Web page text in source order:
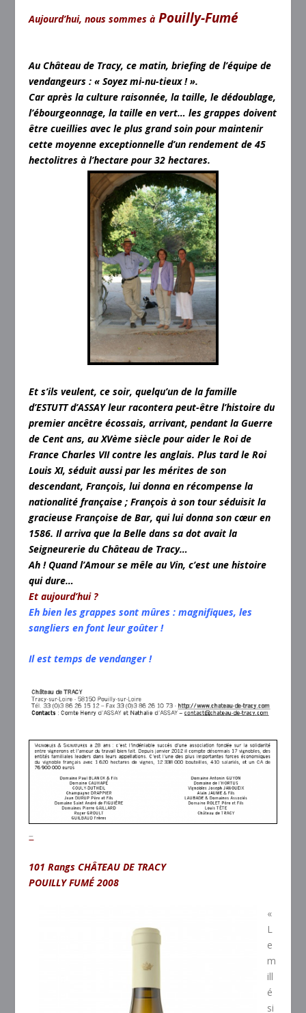
Aujourd’hui, nous sommes à Pouilly-Fumé
Au Château de Tracy, ce matin, briefing de l’équipe de
vendangeurs : « Soyez mi-nu-tieux ! ».
Car après la culture raisonnée, la taille, le dédoublage,
l’ébourgeonnage, la taille en vert… les grappes doivent
être cueillies avec le plus grand soin pour maintenir
cette moyenne exceptionnelle d’un rendement de 45
hectolitres à l’hectare pour 32 hectares.
Et s’ils veulent, ce soir, quelqu’un de la famille
d’ESTUTT d’ASSAY leur racontera peut-être l’histoire du
premier ancêtre écossais, arrivant, pendant la Guerre
de Cent ans, au XVème siècle pour aider le Roi de
France Charles VII contre les anglais. Plus tard le Roi
Louis XI, séduit aussi par les mérites de son
descendant, François, lui donna en récompense la
nationalité française ; François à son tour séduisit la
gracieuse Françoise de Bar, qui lui donna son cœur en
1586. Il arriva que la Belle dans sa dot avait la
Seigneurerie du Château de Tracy…
Ah ! Quand l’Amour se mêle au Vin, c’est une histoire
qui dure…
Et aujourd’hui ?
Eh bien les grappes sont mûres : magnifiques, les
sangliers en font leur goûter !
Il est temps de vendanger !
–
101 Rangs CHÂTEAU DE TRACY
POUILLY FUMÉ2008
«
L
e
m
ill
é
si